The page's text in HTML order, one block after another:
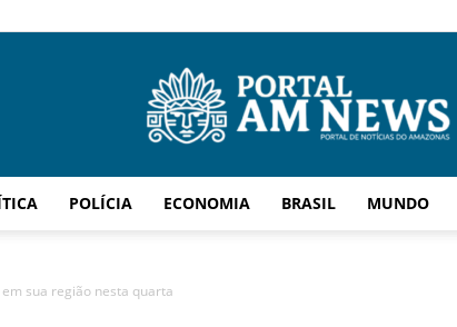
POLÍCIA ECONOMIA BRASIL MUNDO
sua região nesta quarta